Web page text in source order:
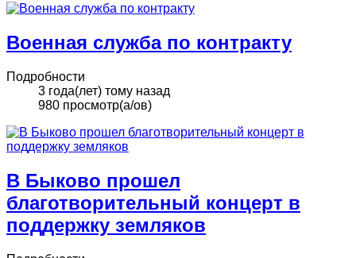
Военная служба по контракту
Подробности
3 года(лет) тому назад
980 просмотр(а/ов)
В Быково прошел
благотворительный концерт в
поддержку земляков